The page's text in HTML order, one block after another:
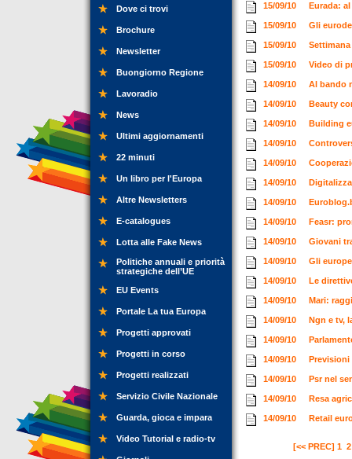
Dove ci trovi
Brochure
Newsletter
Buongiorno Regione
Lavoradio
News
Ultimi aggiornamenti
22 minuti
Un libro per l'Europa
Altre Newsletters
E-catalogues
Lotta alle Fake News
Politiche annuali e priorità
strategiche dell’UE
EU Events
Portale La tua Europa
Progetti approvati
Progetti in corso
Progetti realizzati
Servizio Civile Nazionale
Guarda, gioca e impara
Video Tutorial e radio-tv
15/09/10 Eurada:
15/09/10 Gli
15/09/10
15/09/10 Video di
14/09/10 Al bando
14/09/10 Beauty
14/09/10 Building
14/09/10
14/09/10
14/09/10
14/09/10
14/09/10 Feasr:
14/09/10 Giovani
14/09/10 Gli
14/09/10 Le
14/09/10 Mari:
14/09/10 Ngn e tv,
14/09/10
14/09/10
14/09/10 Psr nel
14/09/10 Resa
14/09/10 Retail
[<< PREC] 1 2